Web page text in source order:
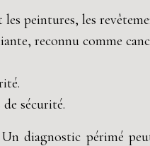
peintures, les
reconnu comme
sécurité.
diagnostic périmé